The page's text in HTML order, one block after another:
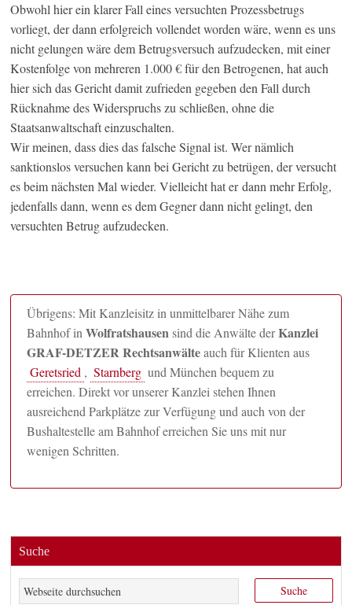
Obwohl hier ein klarer Fall eines versuchten Prozessbetrugs
vorliegt, der dann erfolgreich vollendet worden wäre, wenn es uns
nicht gelungen wäre dem Betrugsversuch aufzudecken, mit einer
Kostenfolge von mehreren 1.000 € für den Betrogenen, hat auch
hier sich das Gericht damit zufrieden gegeben den Fall durch
Rücknahme des Widerspruchs zu schließen, ohne die
Staatsanwaltschaft einzuschalten.
Wir meinen, dass dies das falsche Signal ist. Wer nämlich
sanktionslos versuchen kann bei Gericht zu betrügen, der versucht
es beim nächsten Mal wieder. Vielleicht hat er dann mehr Erfolg,
jedenfalls dann, wenn es dem Gegner dann nicht gelingt, den
versuchten Betrug aufzudecken.
Übrigens: Mit Kanzleisitz in unmittelbarer Nähe zum
Bahnhof inWolfratshausensind die Anwälte derKanzlei
GRAF-DETZER Rechtsanwälteauch für Klienten aus
Geretsried , Starnberg und München bequem zu
erreichen. Direkt vor unserer Kanzlei stehen Ihnen
ausreichend Parkplätze zur Verfügung und auch von der
Bushaltestelle am Bahnhof erreichen Sie uns mit nur
wenigen Schritten.
Suche